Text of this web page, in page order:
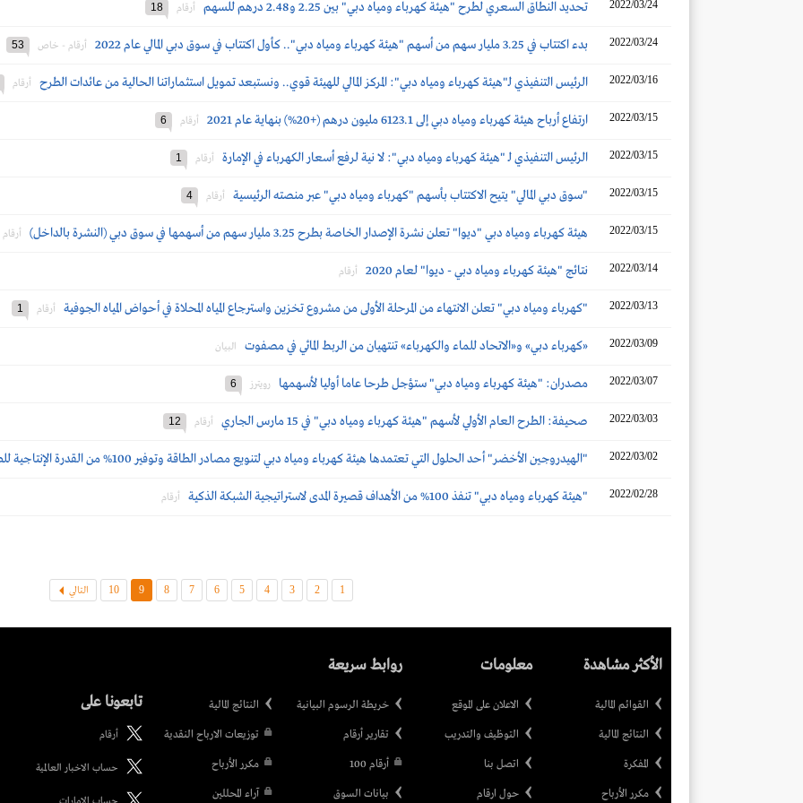
2022/03/24 تحديد النطاق السعري لطرح "هيئة كهرباء ومياه دبي" بين 2.25 و2.48 درهم للسهم أرقام 18
2022/03/24 بدء اكتتاب في 3.25 مليار سهم من أسهم "هيئة كهرباء ومياه دبي".. كأول اكتتاب في سوق دبي المالي عام 2022 أرقام - خاص 53
2022/03/16 الرئيس التنفيذي لـ"هيئة كهرباء ومياه دبي": المركز المالي للهيئة قوي.. ونستبعد تمويل استثماراتنا الحالية من عائدات الطرح أرقام
2022/03/15 ارتفاع أرباح هيئة كهرباء ومياه دبي إلى 6123.1 مليون درهم (+20%) بنهاية عام 2021 أرقام 6
2022/03/15 الرئيس التنفيذي لـ "هيئة كهرباء ومياه دبي": لا نية لرفع أسعار الكهرباء في الإمارة أرقام 1
2022/03/15 "سوق دبي المالي" يتيح الاكتتاب بأسهم "كهرباء ومياه دبي" عبر منصته الرئيسية أرقام 4
2022/03/15 هيئة كهرباء ومياه دبي "ديوا" تعلن نشرة الإصدار الخاصة بطرح 3.25 مليار سهم من أسهمها في سوق دبي (النشرة بالداخل) أرقام
2022/03/14 نتائج "هيئة كهرباء ومياه دبي - ديوا" لعام 2020 أرقام
2022/03/13 "كهرباء ومياه دبي" تعلن الانتهاء من المرحلة الأولى من مشروع تخزين واسترجاع المياه المحلاة في أحواض المياه الجوفية أرقام 1
2022/03/09 «كهرباء دبي» و«الاتحاد للماء والكهرباء» تنتهيان من الربط المائي في مصفوت البيان
2022/03/07 مصدران: "هيئة كهرباء ومياه دبي" ستؤجل طرحا عاما أوليا لأسهمها رويترز 6
2022/03/03 صحيفة: الطرح العام الأولي لأسهم "هيئة كهرباء ومياه دبي" في 15 مارس الجاري أرقام 12
2022/03/02 "الهيدروجين الأخضر" أحد الحلول التي تعتمدها هيئة كهرباء ومياه دبي لتنويع مصادر الطاقة وتوفير 100% من القدرة الإنتاجية للطاقة من مصادر الطاقة النظيفة بحلول 2050
2022/02/28 "هيئة كهرباء ومياه دبي" تنفذ 100% من الأهداف قصيرة المدى لاستراتيجية الشبكة الذكية أرقام
1
2
3
4
5
6
7
8
9
10 التالي
الأكثر مشاهدة
القوائم المالية
النتائج المالية
المفكرة
مكرر الأرباح
معلومات
الاعلان على الموقع
التوظيف والتدريب
اتصل بنا
حول ارقام
روابط سريعة
خريطة الرسوم البيانية
تقارير أرقام
أرقام 100
بيانات السوق
النتائج المالية
توزيعات الارباح النقدية
مكرر الأرباح
آراء المحللين
تابعونا على
أرقام
حساب الاخبار العالمية